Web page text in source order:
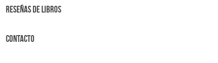
Reseñas de libros
Contacto